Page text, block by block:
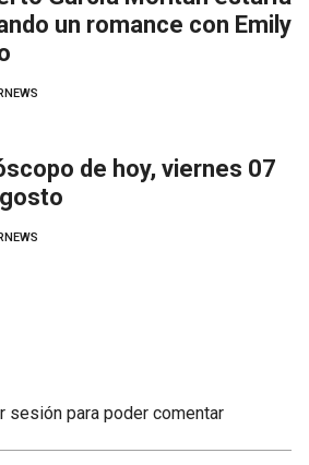
un romance con Emily
de hoy, viernes 07
sesión para poder comentar